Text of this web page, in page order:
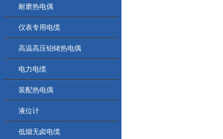
耐磨热电偶
仪表专用电缆
高温高压铂铑热电偶
电力电缆
装配热电偶
液位计
低烟无卤电缆